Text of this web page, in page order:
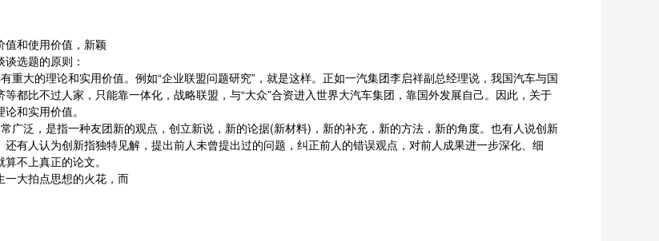
值和使用价值，新颖
选题的原则：
大的理论和实用价值。例如“企业联盟问题研究”，就是这样。正如一汽集团李启祥副总经理说，我国汽车与国
都比不过人家，只能靠一体化，战略联盟，与“大众”合资进入世界大汽车集团，靠国外发展自己。因此，关于
和实用价值。
广泛，是指一种友团新的观点，创立新说，新的论据(新材料)，新的补充，新的方法，新的角度。也有人说创新
有人认为创新指独特见解，提出前人未曾提出过的问题，纠正前人的错误观点，对前人成果进一步深化、细
不上真正的论文。
一大拍点思想的火花，而